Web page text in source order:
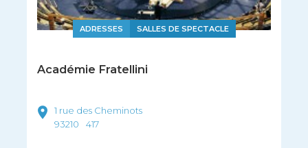
ADRESSES SALLES DE SPECTACLE
Académie Fratellini
1 rue des Cheminots
93210
417